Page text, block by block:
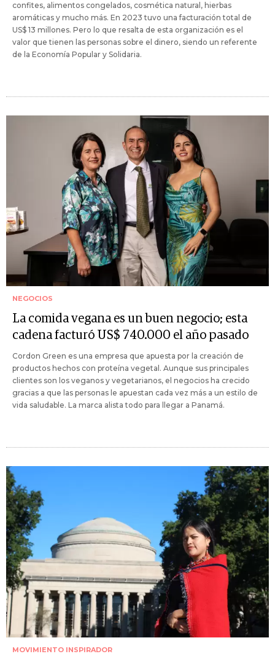
confites, alimentos congelados, cosmética natural, hierbas
aromáticas y mucho más. En 2023 tuvo una facturación total de
US$ 13 millones. Pero lo que resalta de esta organización es el
valor que tienen las personas sobre el dinero, siendo un referente
de la Economía Popular y Solidaria.
NEGOCIOS
La comida vegana es un buen negocio; esta
cadena facturó US$ 740.000 el año pasado
Cordon Green es una empresa que apuesta por la creación de
productos hechos con proteína vegetal. Aunque sus principales
clientes son los veganos y vegetarianos, el negocios ha crecido
gracias a que las personas le apuestan cada vez más a un estilo de
vida saludable. La marca alista todo para llegar a Panamá.
MOVIMIENTO INSPIRADOR